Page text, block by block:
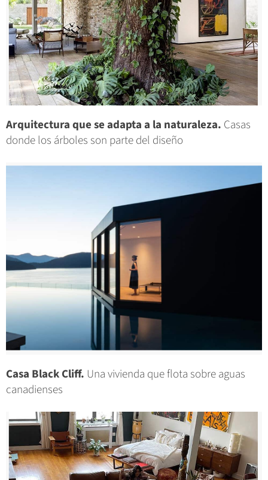
Arquitectura que se adapta a la naturaleza. Casas
donde los árboles son parte del diseño
Casa Black Cliff. Una vivienda que flota sobre aguas
canadienses